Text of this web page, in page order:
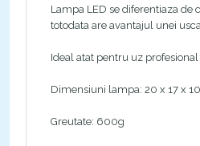
Lampa LED se diferentiaza de
totodata are avantajul unei
Ideal atat pentru uz
Dimensiuni lampa: 20 x 17 x
Greutate: 600g